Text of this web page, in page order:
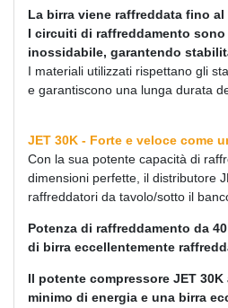
La birra viene raffreddata fino
I circuiti di raffreddamento
inossidabile, garantendo
I materiali utilizzati rispettano gli
e garantiscono una lunga durata
JET 30K - Forte e veloce come
Con la sua potente capacità di
dimensioni perfette, il distributore
raffreddatori da tavolo/sotto il
Potenza di raffreddamento da
di birra eccellentemente
Il potente compressore JET
minimo di energia e una birra